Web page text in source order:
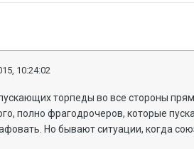
10:24:02
торпеды во все стороны
полно фрагодрочеров, которые
Но бывают ситуации, когда